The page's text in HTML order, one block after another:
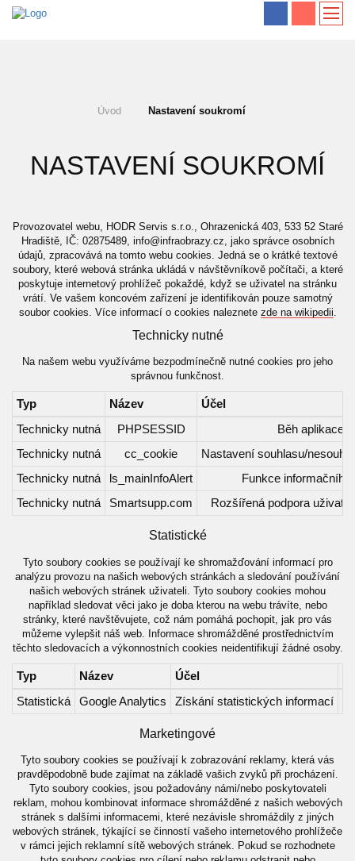
Úvod Nastavení soukromí
NASTAVENÍ SOUKROMÍ
Provozovatel webu, HODR Servis s.r.o., Ohrazenická 403, 533 52 Staré
Hradiště, IČ: 02875489, info@infraobrazy.cz, jako správce osobních
údajů, zpracovává na tomto webu cookies. Jedná se o krátké textové
soubory, které webová stránka ukládá v návštěvníkově počítači, a které
poskytuje internetový prohlížeč pokaždé, když se uživatel na stránku
vrátí. Ve vašem koncovém zařízení je identifikován pouze samotný
soubor cookies. Více informací o cookies naleznete zde na wikipedii.
Technicky nutné
Na našem webu využíváme bezpodmínečně nutné cookies pro jeho
správnou funkčnost.
Typ Název
Účel
Technicky nutná
PHPSESSID
Běh aplikace
Technicky nutná
cc_cookie
Nastavení souhlasu/
Technicky nutná
ls_mainInfoAlert
Funkce informačního
Technicky nutná
Smartsupp.com Rozšířená podpora
Statistické
Tyto soubory cookies se používají ke shromažďování informací pro
analýzu provozu na našich webových stránkách a sledování používání
našich webových stránek uživateli. Tyto soubory cookies mohou
například sledovat věci jako je doba kterou na webu trávíte, nebo
stránky, které navštěvujete, což nám pomáhá pochopit, jak pro vás
můžeme vylepšit náš web. Informace shromážděné prostřednictvím
těchto sledovacích a výkonnostních cookies neidentifikují žádné osoby.
Typ Název
Účel
Statistická
Google Analytics Získání statistických informací
Marketingové
Tyto soubory cookies se používají k zobrazování reklamy, která vás
pravděpodobně bude zajímat na základě vašich zvyků při procházení.
Tyto soubory cookies, jsou požadovány námi/nebo poskytovateli
reklam, mohou kombinovat informace shromážděné z našich webových
stránek s dalšími informacemi, které nezávisle shromáždily z jiných
webových stránek, týkající se činností vašeho internetového prohlížeče
v rámci jejich reklamní sítě webových stránek. Pokud se rozhodnete